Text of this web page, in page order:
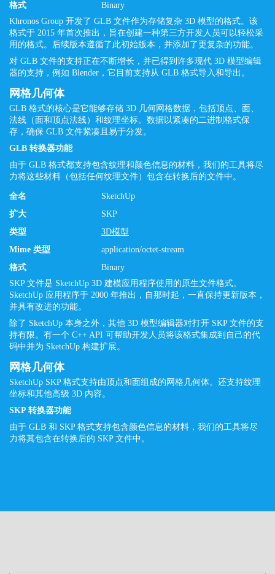
格式
Binary
Khronos Group 开发了 GLB 文件作为存储复杂 3D 模型的格式。该
格式于 2015 年首次推出，旨在创建一种第三方开发人员可以轻松采
用的格式。后续版本遵循了此初始版本，并添加了更复杂的功能。
对 GLB 文件的支持正在不断增长，并已得到许多现代 3D 模型编辑
器的支持，例如 Blender，它目前支持从 GLB 格式导入和导出。
网格几何体
GLB 格式的核心是它能够存储 3D 几何网格数据，包括顶点、面、
法线（面和顶点法线）和纹理坐标。数据以紧凑的二进制格式保
存，确保 GLB 文件紧凑且易于分发。
GLB 转换器功能
由于 GLB 格式都支持包含纹理和颜色信息的材料，我们的工具将尽
力将这些材料（包括任何纹理文件）包含在转换后的文件中。
全名
SketchUp
扩大
SKP
类型
3D模型
Mime 类型
application/octet-stream
格式
Binary
SKP 文件是 SketchUp 3D 建模应用程序使用的原生文件格式。
SketchUp 应用程序于 2000 年推出，自那时起，一直保持更新版本，
并具有改进的功能。
除了 SketchUp 本身之外，其他 3D 模型编辑器对打开 SKP 文件的支
持有限。有一个 C++ API 可帮助开发人员将该格式集成到自己的代
码中并为 SketchUp 构建扩展。
网格几何体
SketchUp SKP 格式支持由顶点和面组成的网格几何体。还支持纹理
坐标和其他高级 3D 内容。
SKP 转换器功能
由于 GLB 和 SKP 格式支持包含颜色信息的材料，我们的工具将尽
力将其包含在转换后的 SKP 文件中。